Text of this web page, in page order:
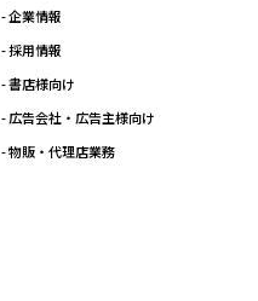
- 企業情報
- 採用情報
- 書店様向け
- 広告会社・広告主様向け
- 物販・代理店業務